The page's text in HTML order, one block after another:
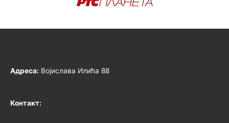
Адреса: Војислава Илића 88
Контакт: